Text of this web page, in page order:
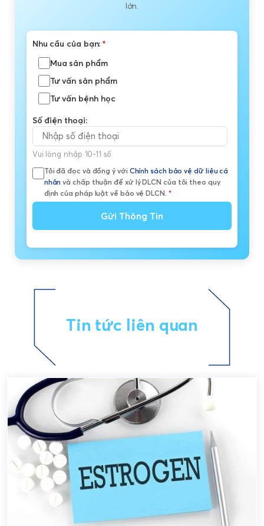
lớn.
Nhu cầu của bạn:*
Mua sản phẩm
Tư vấn sản phẩm
Tư vấn bệnh học
Số điện thoại:
Vui lòng nhập 10-11 số
Tôi đã đọc và đồng ý với Chính sách bảo vệ dữ liệu cá
nhân và chấp thuận để xử lý DLCN của tôi theo quy
định của pháp luật về bảo vệ DLCN. *
Gửi Thông Tin
Tin tức liên quan